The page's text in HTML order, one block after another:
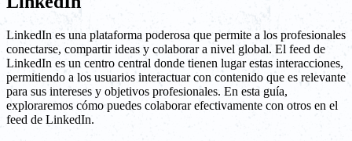
LinkedIn es una plataforma poderosa que permite a los profesionales
conectarse, compartir ideas y colaborar a nivel global. El feed de
LinkedIn es un centro central donde tienen lugar estas interacciones,
permitiendo a los usuarios interactuar con contenido que es relevante
para sus intereses y objetivos profesionales. En esta guía,
exploraremos cómo puedes colaborar efectivamente con otros en el
feed de LinkedIn.